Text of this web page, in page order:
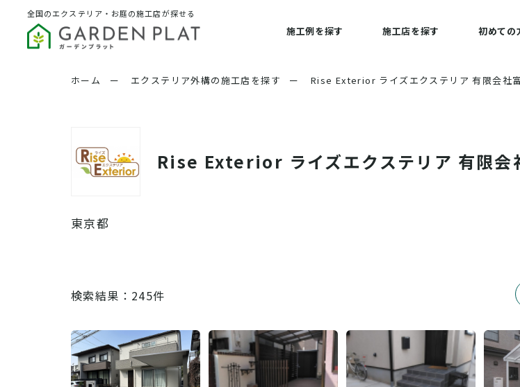
全国のエクステリア・お庭の施工店が探せる
施工例を探す 施工店を探す 初めての
ホーム ー エクステリア外構の施工店を探す ー Rise Exterior ライズエクステリア 有限会社
Rise Exterior ライズエクステリア 有限会
東京都
検索結果：245件